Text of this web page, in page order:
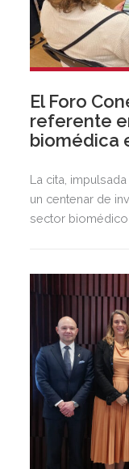
El Foro
referente
biomédica
La cita,
un centenar de
sector biomédico